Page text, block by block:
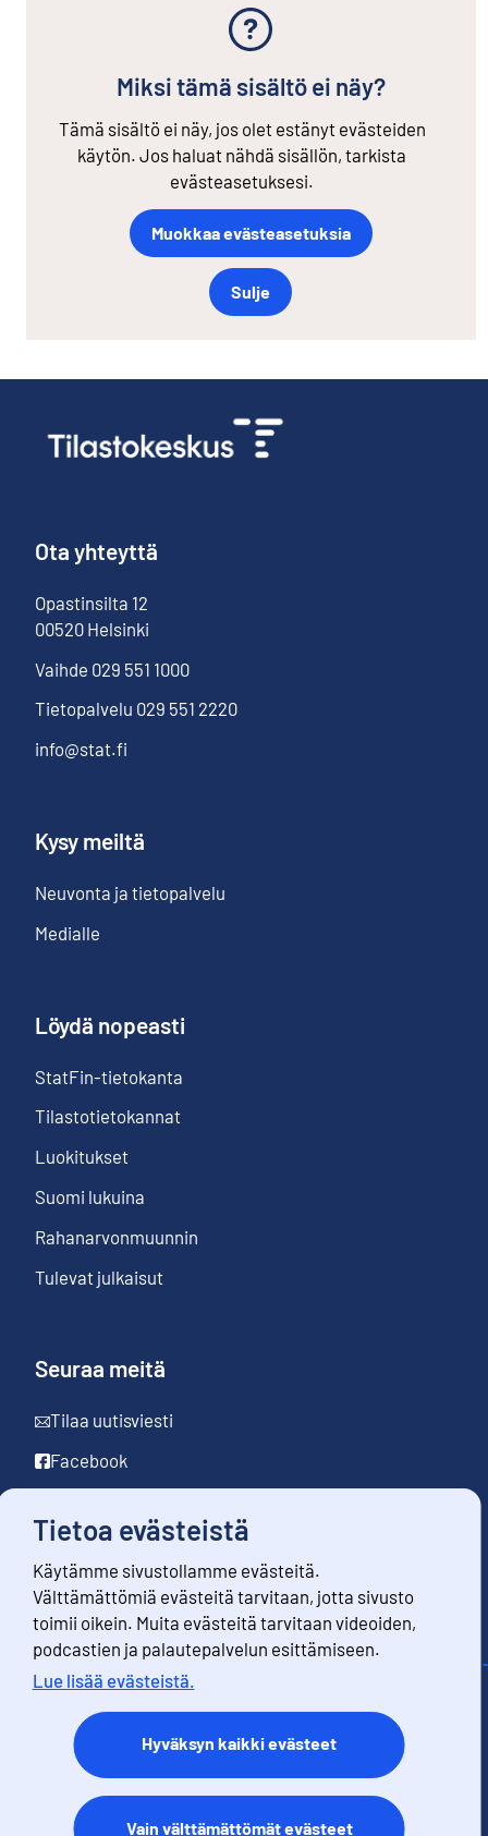
Tietoa evästeistä
Käytämme sivustollamme evästeitä.
Välttämättömiä evästeitä tarvitaan, jotta sivusto
toimii oikein. Muita evästeitä tarvitaan videoiden,
podcastien ja palautepalvelun esittämiseen.
Lue lisää evästeistä.
Hyväksyn kaikki evästeet
Vain välttämättömät evästeet
Miksi tämä sisältö ei näy?
Tämä sisältö ei näy, jos olet estänyt evästeiden
käytön. Jos haluat nähdä sisällön, tarkista
evästeasetuksesi.
Muokkaa evästeasetuksia
Sulje
Ota yhteyttä
Opastinsilta 12
00520 Helsinki
Vaihde 029 551 1000
Tietopalvelu 029 551 2220
info@stat.fi
Kysy meiltä
Neuvonta ja tietopalvelu
Medialle
Löydä nopeasti
StatFin-tietokanta
Tilastotietokannat
Luokitukset
Suomi lukuina
Rahanarvonmuunnin
Tulevat julkaisut
Seuraa meitä
Tilaa uutisviesti
Facebook
YouTube
Instagram
Palaute
Käyttöehdot
Tietosuoja
Saavutettavuus